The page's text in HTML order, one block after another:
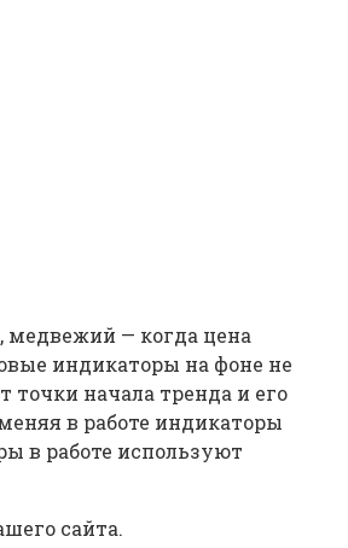
медвежий — когда цена
индикаторы на фоне не
начала тренда и его
в работе индикаторы
в работе используют
сайта.